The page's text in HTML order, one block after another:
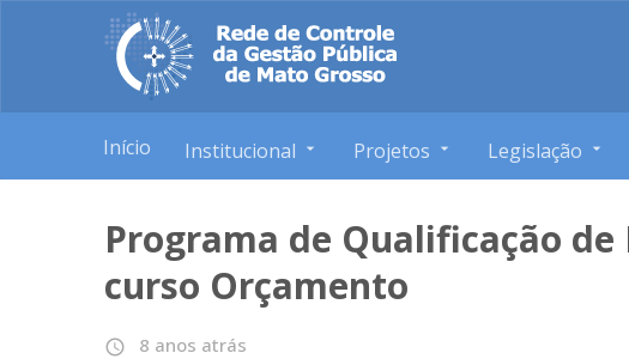
Início Institucional Projetos Legislação
Programa de Qualificação de
curso Orçamento
access_time 8 anos atrás